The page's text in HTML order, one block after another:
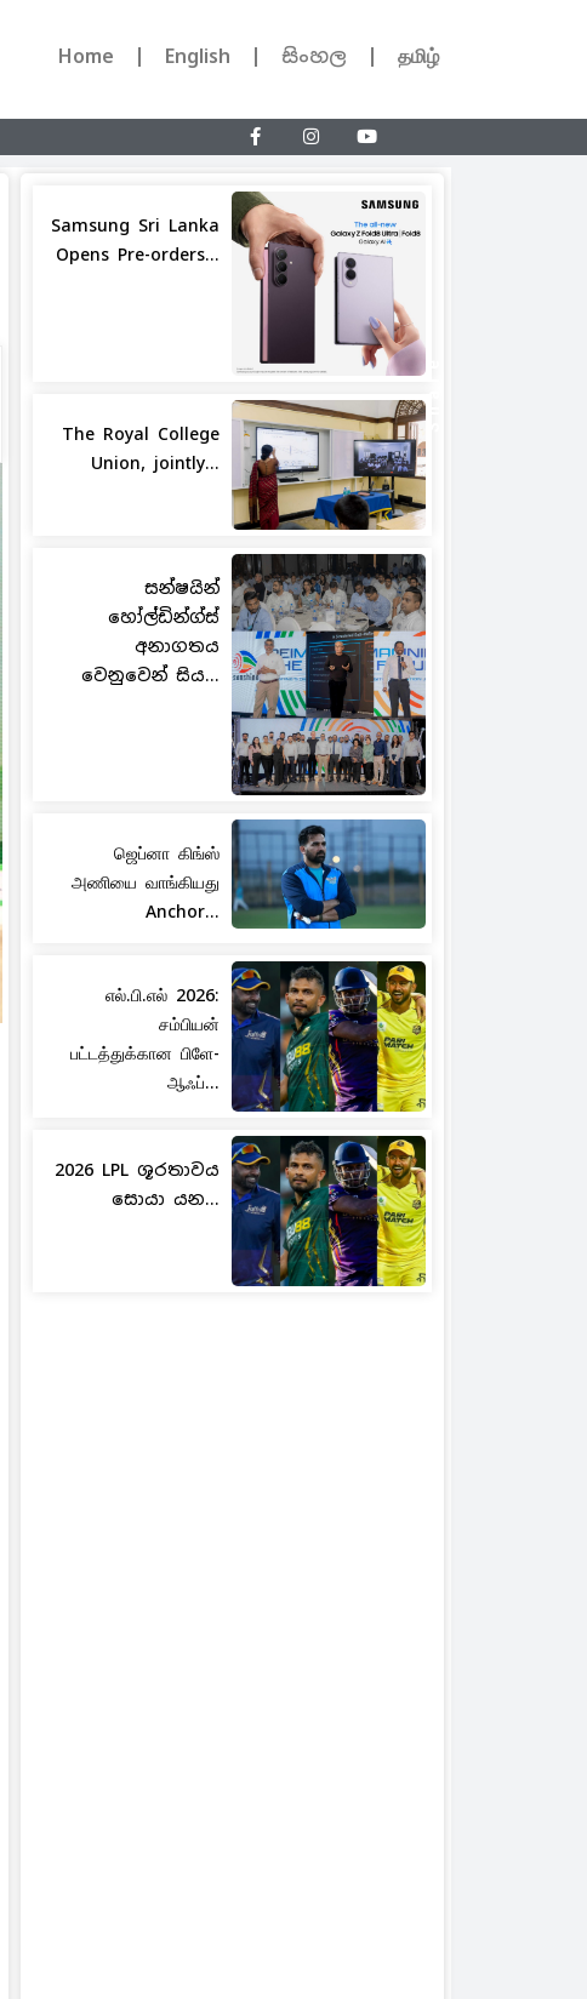
Home English සිංහල தமிழ்
Share
Samsung Sri Lanka
Opens Pre-orders...
The Royal College
Union, jointly...
සන්ෂයින්
හෝල්ඩින්ග්ස්
අනාගතය
වෙනුවෙන් සිය...
ஜெப்னா கிங்ஸ்
அணியை வாங்கியது
Anchor...
எல்.பி.எல் 2026:
சம்பியன்
பட்டத்துக்கான பிளே-
ஆஃப்...
2026 LPL ශූරතාවය
සොයා යන...